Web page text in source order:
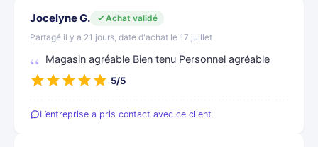
Jocelyne G.
Achat validé
Partagé il y a 21 jours, date d'achat le 17 juillet
Magasin agréable Bien tenu Personnel agréable
5/5
L’entreprise a pris contact avec ce client